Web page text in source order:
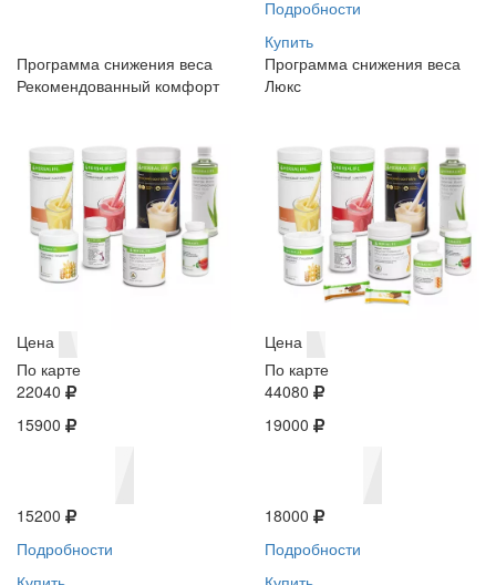
Подробности
Купить
Программа снижения веса
Рекомендованный комфорт
Цена
По карте
22040
15900
15200
Подробности
Программа снижения веса
Люкс
Цена
По карте
44080
19000
18000
Подробности